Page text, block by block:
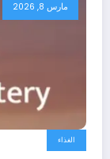
مارس 8, 2026
الغذاء